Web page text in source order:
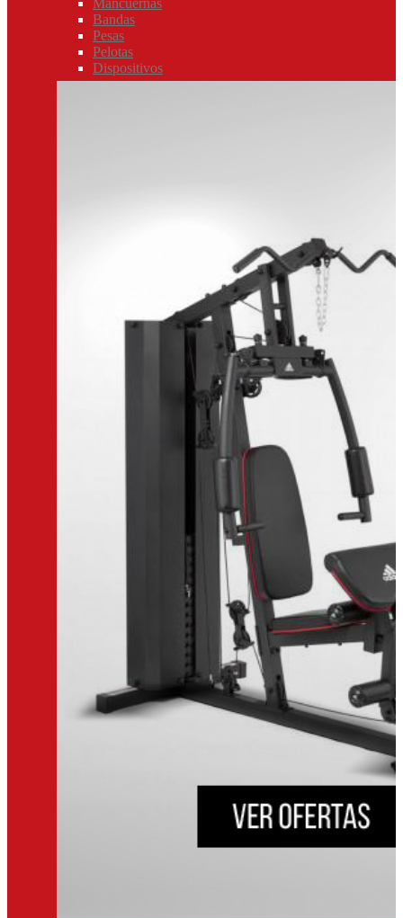
Mancuernas
Bandas
Pesas
Pelotas
Dispositivos